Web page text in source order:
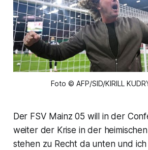
Foto © AFP/SID/KIRILL
Der FSV Mainz 05 will in der
weiter der Krise in der
stehen zu Recht da unten und